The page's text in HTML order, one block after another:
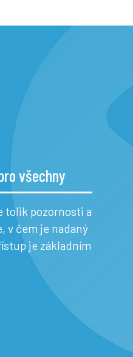
všechny
tolik pozornosti a
v čem je nadaný
je základním